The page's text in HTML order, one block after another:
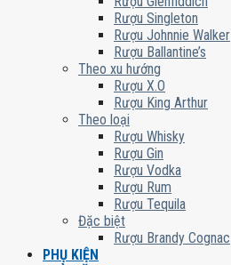
Rượu Singleton
Rượu Johnnie Walker
Rượu Ballantine’s
Theo xu hướng
Rượu X.O
Rượu King Arthur
Theo loại
Rượu Whisky
Rượu Gin
Rượu Vodka
Rượu Rum
Rượu Tequila
Đặc biệt
Rượu Brandy Cognac
PHỤ KIỆN